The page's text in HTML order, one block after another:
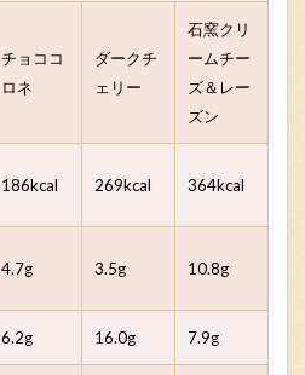
チョココ
ロネ
ダークチ
ェリー
石窯クリ
ームチー
ズ＆レー
ズン
186kcal 269kcal 364kcal
4.7g 3.5g 10.8g
6.2g 16.0g 7.9g